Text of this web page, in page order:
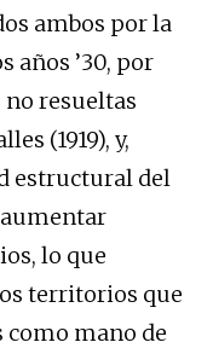
ambos por la
años ’30, por
resueltas
(1919), y,
estructural del
lo que
territorios que
mano de